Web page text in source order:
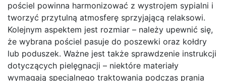
pościel powinna harmonizować z wystrojem sypialni i
tworzyć przytulną atmosferę sprzyjającą relaksowi.
Kolejnym aspektem jest rozmiar – należy upewnić się,
że wybrana pościel pasuje do poszewki oraz kołdry
lub poduszek. Ważne jest także sprawdzenie instrukcji
dotyczących pielęgnacji – niektóre materiały
wymagają specjalnego traktowania podczas prania